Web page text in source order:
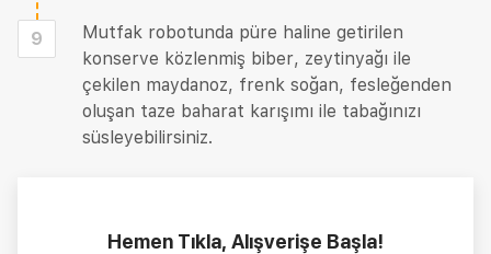
9
Mutfak robotunda püre haline getirilen
konserve közlenmiş biber, zeytinyağı ile
çekilen maydanoz, frenk soğan, fesleğenden
oluşan taze baharat karışımı ile tabağınızı
süsleyebilirsiniz.
Hemen Tıkla, Alışverişe Başla!